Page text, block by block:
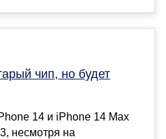
чип, но будет
14 и iPhone 14 Max
несмотря на